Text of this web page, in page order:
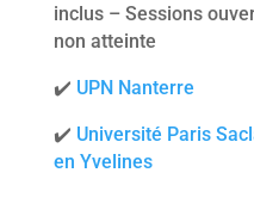
inclus – Sessions
non atteinte
✔️ UPN Nanterre
✔️ Université Paris
en Yvelines